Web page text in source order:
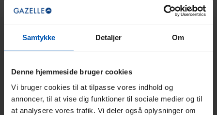
Samtykke Detaljer Om
Denne hjemmeside bruger cookies
Vi bruger cookies til at tilpasse vores indhold og
annoncer, til at vise dig funktioner til sociale medier og til
at analysere vores trafik. Vi deler også oplysninger om